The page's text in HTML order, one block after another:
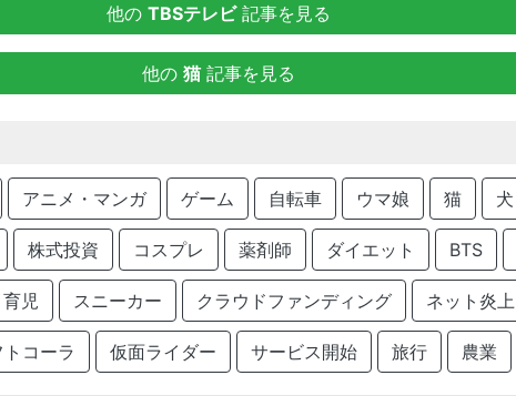
他の TBSテレビ記事を見る
他の 猫記事を見る
アニメ・マンガ ゲーム 自転車 ウマ娘 猫 犬
株式投資 コスプレ 薬剤師 ダイエット BTS
育児 スニーカー クラウドファンディング ネット炎上
トコーラ 仮面ライダー サービス開始 旅行 農業